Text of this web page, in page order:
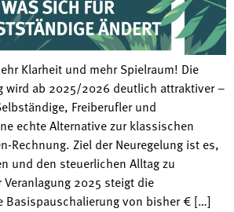
Klarheit und mehr Spielraum! Die
wird ab 2025/2026 deutlich attraktiver –
Freiberufler und
echte Alternative zur klassischen
Rechnung. Ziel der Neuregelung ist es,
und den steuerlichen Alltag zu
2025 steigt die
Basispauschalierung von bisher € […]